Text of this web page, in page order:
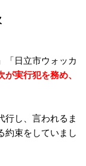
「日立市ウォッカ
が実行犯を務め、
行し、言われるま
約束をしていまし